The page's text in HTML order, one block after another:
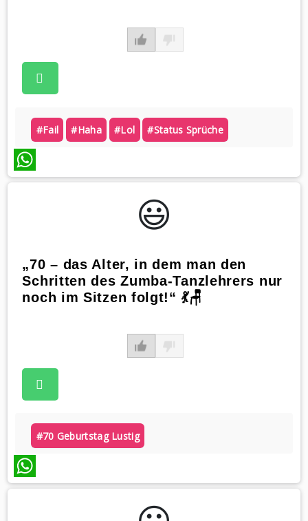
#fail #haha #lol #status Sprüche
WhatsApp
😃️
„70 – das Alter, in dem man den
Schritten des Zumba-Tanzlehrers nur
noch im Sitzen folgt!“ 💃🪑
#70 Geburtstag Lustig
WhatsApp